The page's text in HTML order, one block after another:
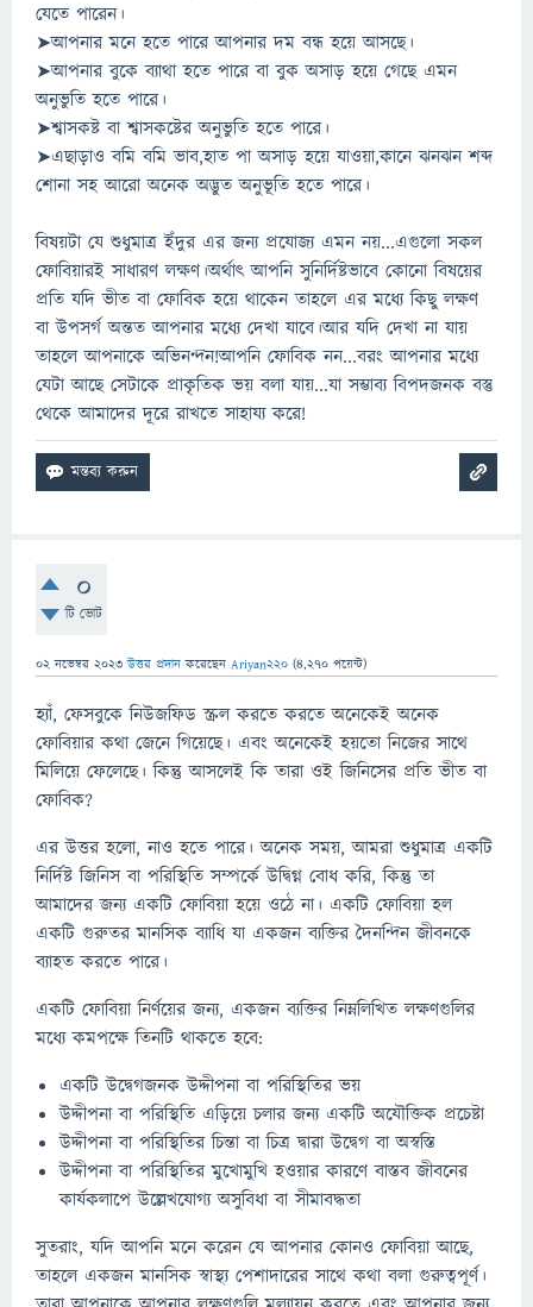
যেতে পারেন।
➤আপনার মনে হতে পারে আপনার দম বন্ধ হয়ে আসছে।
➤আপনার বুকে ব্যাথা হতে পারে বা বুক অসাড় হয়ে গেছে এমন
অনুভুতি হতে পারে।
➤শ্বাসকষ্ট বা শ্বাসকষ্টের অনুভুতি হতে পারে।
➤এছাড়াও বমি বমি ভাব,হাত পা অসাড় হয়ে যাওয়া,কানে ঝনঝন শব্দ
শোনা সহ আরো অনেক অদ্ভুত অনুভূতি হতে পারে।
বিষয়টা যে শুধুমাত্র ইঁদুর এর জন্য প্রযোজ্য এমন নয়...এগুলো সকল
ফোবিয়ারই সাধারণ লক্ষণ।অর্থাৎ আপনি সুনির্দিষ্টভাবে কোনো বিষয়ের
প্রতি যদি ভীত বা ফোবিক হয়ে থাকেন তাহলে এর মধ্যে কিছু লক্ষণ
বা উপসর্গ অন্তত আপনার মধ্যে দেখা যাবে।আর যদি দেখা না যায়
তাহলে আপনাকে অভিনন্দন!আপনি ফোবিক নন...বরং আপনার মধ্যে
যেটা আছে সেটাকে প্রাকৃতিক ভয় বলা যায়...যা সম্ভাব্য বিপদজনক বস্তু
থেকে আমাদের দূরে রাখতে সাহায্য করে!
0
টি ভোট
02 নভেম্বর 2023 উত্তর প্রদান করেছেন Ariyan220 (4,270 পয়েন্ট)
হ্যাঁ, ফেসবুকে নিউজফিড স্ক্রল করতে করতে অনেকেই অনেক
ফোবিয়ার কথা জেনে গিয়েছে। এবং অনেকেই হয়তো নিজের সাথে
মিলিয়ে ফেলেছে। কিন্তু আসলেই কি তারা ওই জিনিসের প্রতি ভীত বা
ফোবিক?
এর উত্তর হলো, নাও হতে পারে। অনেক সময়, আমরা শুধুমাত্র একটি
নির্দিষ্ট জিনিস বা পরিস্থিতি সম্পর্কে উদ্বিগ্ন বোধ করি, কিন্তু তা
আমাদের জন্য একটি ফোবিয়া হয়ে ওঠে না। একটি ফোবিয়া হল
একটি গুরুতর মানসিক ব্যাধি যা একজন ব্যক্তির দৈনন্দিন জীবনকে
ব্যাহত করতে পারে।
একটি ফোবিয়া নির্ণয়ের জন্য, একজন ব্যক্তির নিম্নলিখিত লক্ষণগুলির
মধ্যে কমপক্ষে তিনটি থাকতে হবে:
একটি উদ্বেগজনক উদ্দীপনা বা পরিস্থিতির ভয়
উদ্দীপনা বা পরিস্থিতি এড়িয়ে চলার জন্য একটি অযৌক্তিক প্রচেষ্টা
উদ্দীপনা বা পরিস্থিতির চিন্তা বা চিত্র দ্বারা উদ্বেগ বা অস্বস্তি
উদ্দীপনা বা পরিস্থিতির মুখোমুখি হওয়ার কারণে বাস্তব জীবনের
কার্যকলাপে উল্লেখযোগ্য অসুবিধা বা সীমাবদ্ধতা
সুতরাং, যদি আপনি মনে করেন যে আপনার কোনও ফোবিয়া আছে,
তাহলে একজন মানসিক স্বাস্থ্য পেশাদারের সাথে কথা বলা গুরুত্বপূর্ণ।